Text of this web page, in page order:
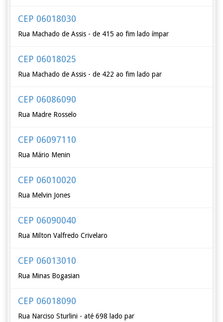
CEP 06018030
Rua Machado de Assis - de 415 ao fim lado ímpar
CEP 06018025
Rua Machado de Assis - de 422 ao fim lado par
CEP 06086090
Rua Madre Rosselo
CEP 06097110
Rua Mário Menin
CEP 06010020
Rua Melvin Jones
CEP 06090040
Rua Milton Valfredo Crivelaro
CEP 06013010
Rua Minas Bogasian
CEP 06018090
Rua Narciso Sturlini - até 698 lado par